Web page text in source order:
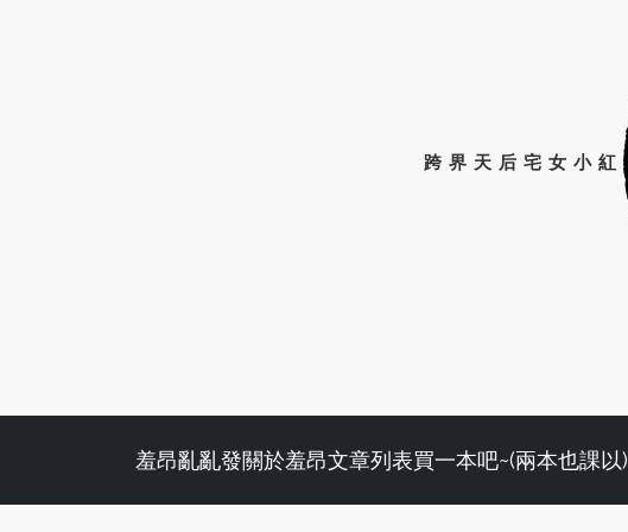
跨界天后宅女小紅
羞昂亂亂發關於羞昂文章列表買一本吧~(兩本也課以)